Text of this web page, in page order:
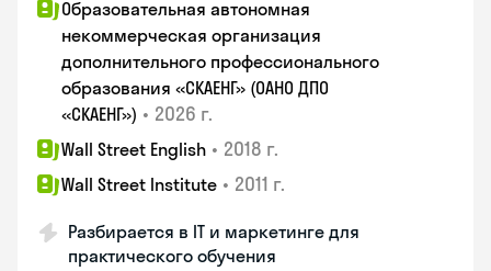
Образовательная автономная
некоммерческая организация
дополнительного профессионального
образования «СКАЕНГ» (ОАНО ДПО
«СКАЕНГ») • 2026 г.
Wall Street English • 2018 г.
Wall Street Institute • 2011 г.
Разбирается в IT и маркетинге для
практического обучения